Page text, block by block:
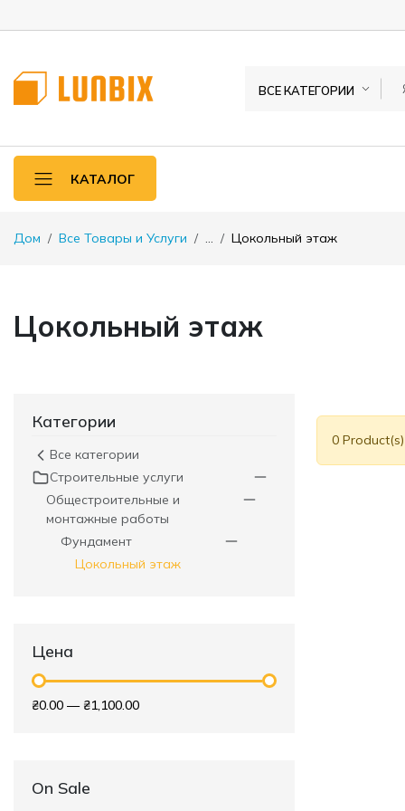
ВСЕ КАТЕГОРИИ
КАТАЛОГ
Дом Все Товары и Услуги ... Цокольный этаж
Цокольный этаж
Категории
Все категории
Строительные услуги
Общестроительные и
монтажные работы
Фундамент
Цокольный этаж
Цена
₴0.00 — ₴1,100.00
On Sale
0